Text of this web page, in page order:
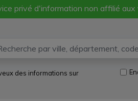
privé d'information non affilié aux
des informations sur